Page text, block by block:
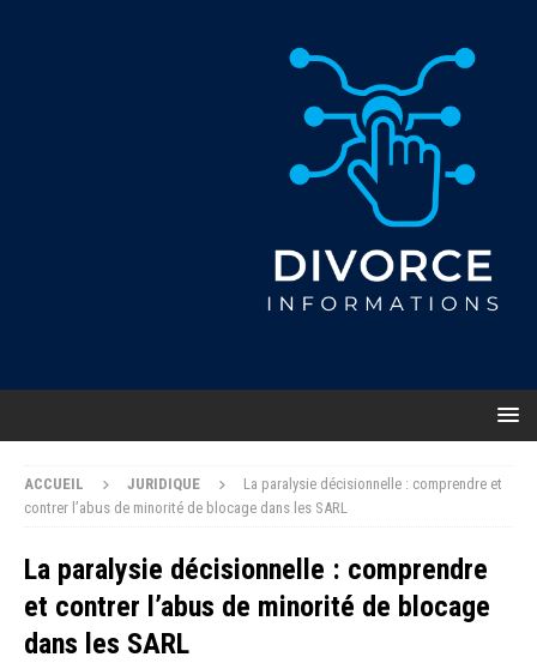
ACCUEIL JURIDIQUE
La paralysie décisionnelle : comprendre et
contrer l’abus de minorité de blocage dans les SARL
La paralysie décisionnelle : comprendre
et contrer l’abus de minorité de blocage
dans les SARL